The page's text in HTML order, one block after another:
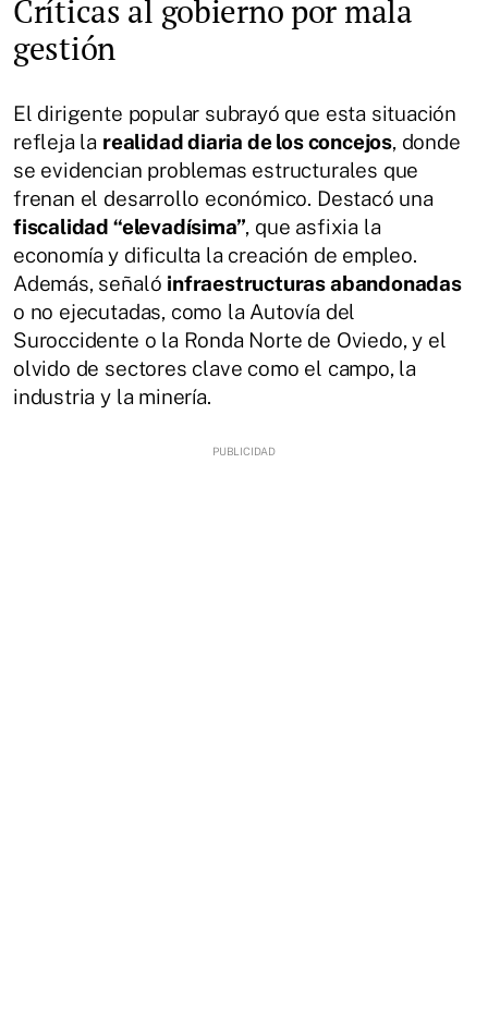
Críticas al gobierno por mala
gestión
El dirigente popular subrayó que esta situación
refleja la realidad diaria de los concejos, donde
se evidencian problemas estructurales que
frenan el desarrollo económico. Destacó una
fiscalidad “elevadísima”, que asfixia la
economía y dificulta la creación de empleo.
Además, señaló infraestructuras abandonadas
o no ejecutadas, como la Autovía del
Suroccidente o la Ronda Norte de Oviedo, y el
olvido de sectores clave como el campo, la
industria y la minería.